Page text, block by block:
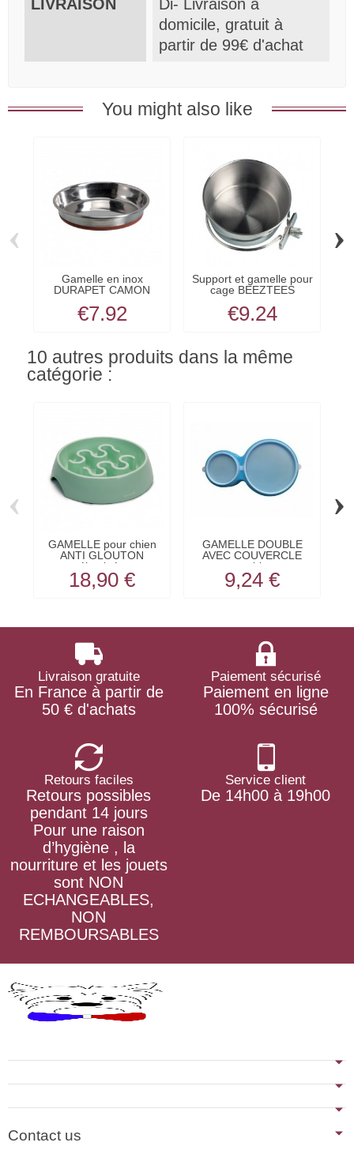
LIVRAISON
Di- Livraison à
domicile, gratuit à
partir de 99€ d'achat
You might also like
Gamelle en inox
DURAPET CAMON
€7.92
Support et gamelle pour
cage BEEZTEES
€9.24
‹ ›
10 autres produits dans la même
catégorie :
GAMELLE pour chien
ANTI GLOUTON
mélaminée...
18,90 €
GAMELLE DOUBLE
AVEC COUVERCLE
pour chien...
9,24 €
‹ ›
Livraison gratuite
En France à partir de
50 € d'achats
Paiement sécurisé
Paiement en ligne
100% sécurisé
Retours faciles
Retours possibles
pendant 14 jours
Pour une raison
d’hygiène , la
nourriture et les jouets
sont NON
ECHANGEABLES,
NON
REMBOURSABLES
Service client
De 14h00 à 19h00
Contact us